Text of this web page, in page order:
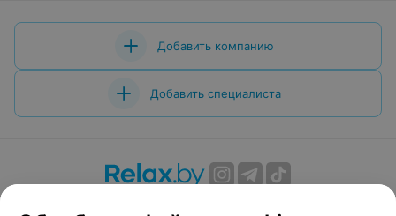
Добавить компанию
Добавить специалиста